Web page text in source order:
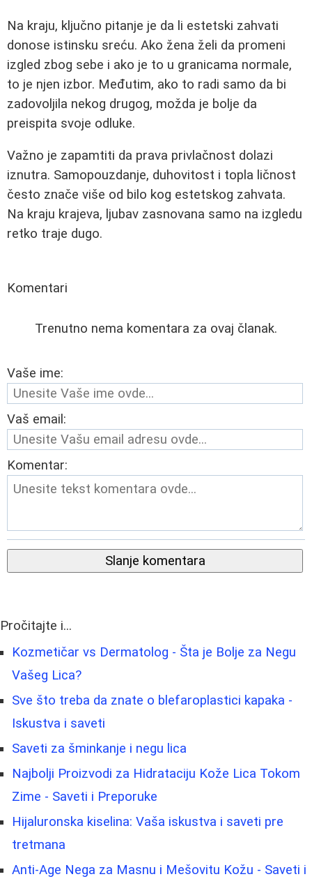
Na kraju, ključno pitanje je da li estetski zahvati
donose istinsku sreću. Ako žena želi da promeni
izgled zbog sebe i ako je to u granicama normale,
to je njen izbor. Međutim, ako to radi samo da bi
zadovoljila nekog drugog, možda je bolje da
preispita svoje odluke.
Važno je zapamtiti da prava privlačnost dolazi
iznutra. Samopouzdanje, duhovitost i topla ličnost
često znače više od bilo kog estetskog zahvata.
Na kraju krajeva, ljubav zasnovana samo na izgledu
retko traje dugo.
Komentari
Trenutno nema komentara za ovaj članak.
Vaše ime:
Vaš email:
Komentar:
Slanje komentara
Pročitajte i...
Kozmetičar vs Dermatolog - Šta je Bolje za Negu
Vašeg Lica?
Sve što treba da znate o blefaroplastici kapaka -
Iskustva i saveti
Saveti za šminkanje i negu lica
Najbolji Proizvodi za Hidrataciju Kože Lica Tokom
Zime - Saveti i Preporuke
Hijaluronska kiselina: Vaša iskustva i saveti pre
tretmana
Anti-Age Nega za Masnu i Mešovitu Kožu - Saveti i